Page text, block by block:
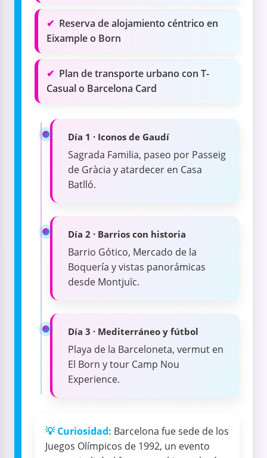
Reserva de alojamiento céntrico en
Eixample o Born
Plan de transporte urbano con T-
Casual o Barcelona Card
Día 1 · Iconos de Gaudí
Sagrada Familia, paseo por Passeig
de Gràcia y atardecer en Casa
Batlló.
Día 2 · Barrios con historia
Barrio Gótico, Mercado de la
Boquería y vistas panorámicas
desde Montjuïc.
Día 3 · Mediterráneo y fútbol
Playa de la Barceloneta, vermut en
El Born y tour Camp Nou
Experience.
💡 Curiosidad: Barcelona fue sede de los
Juegos Olímpicos de 1992, un evento